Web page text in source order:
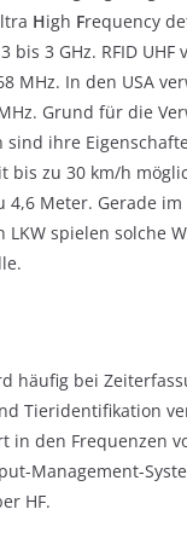
ltra High Frequency
bis 3 GHz. RFID UHF
MHz. In den USA
Grund für die
sind ihre
bis zu 30 km/h
4,6 Meter. Gerade im
LKW spielen solche
häufig bei
Tieridentifikation
in den Frequenzen
Management-
HF.